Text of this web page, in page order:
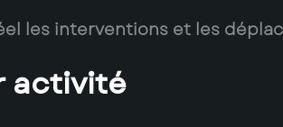
les interventions et les
activité